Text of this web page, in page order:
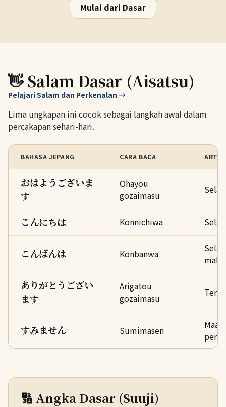
Mulai dari Dasar
👋 Salam Dasar (Aisatsu)
Pelajari Salam dan Perkenalan →
Lima ungkapan ini cocok sebagai langkah awal dalam
percakapan sehari-hari.
BAHASA JEPANG CARA BACA ARTI
おはようございま
す
Ohayou
gozaimasu
こんにちは Konnichiwa
こんばんは Konbanwa
ありがとうござい
ます
Arigatou
gozaimasu
すみません Sumimasen
Maaf
🔢 Angka Dasar (Suuji)